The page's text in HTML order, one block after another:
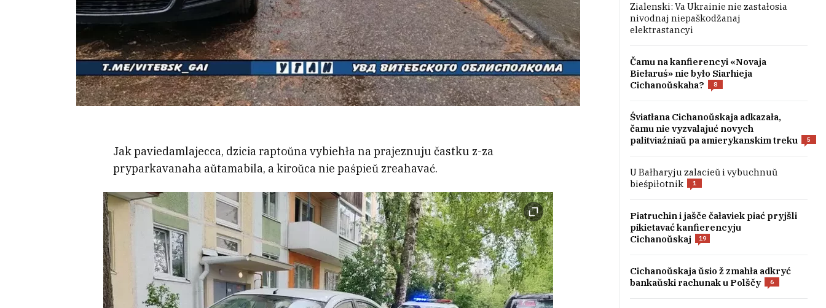
Jak paviedamlajecca, dzicia raptoŭna vybiehła na prajeznuju častku z-za
pryparkavanaha aŭtamabila, a kiroŭca nie paśpieŭ zreahavać.
Zialenski: Va Ukrainie nie zastałosia
nivodnaj niepaškodžanaj
elektrastancyi
Čamu na kanfierencyi «Novaja
Biełaruś» nie było Siarhieja
Cichanoŭskaha?
8
Śviatłana Cichanoŭskaja adkazała,
čamu nie vyzvalajuć novych
palitviaźniaŭ pa amierykanskim treku
5
U Bałharyju zalacieŭ i vybuchnuŭ
bieśpiłotnik
1
Piatruchin i jašče čałaviek piać pryjšli
pikietavać kanfierencyju
Cichanoŭskaj
19
Cichanoŭskaja ŭsio ž zmahła adkryć
bankaŭski rachunak u Polščy
6